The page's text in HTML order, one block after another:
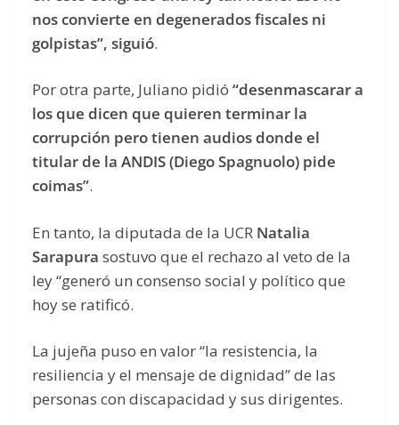
nos convierte en degenerados fiscales ni
golpistas”, siguió.
Por otra parte, Juliano pidió “desenmascarar a
los que dicen que quieren terminar la
corrupción pero tienen audios donde el
titular de la ANDIS (Diego Spagnuolo) pide
coimas”.
En tanto, la diputada de la UCR Natalia
Sarapura sostuvo que el rechazo al veto de la
ley “generó un consenso social y político que
hoy se ratificó.
La jujeña puso en valor “la resistencia, la
resiliencia y el mensaje de dignidad” de las
personas con discapacidad y sus dirigentes.